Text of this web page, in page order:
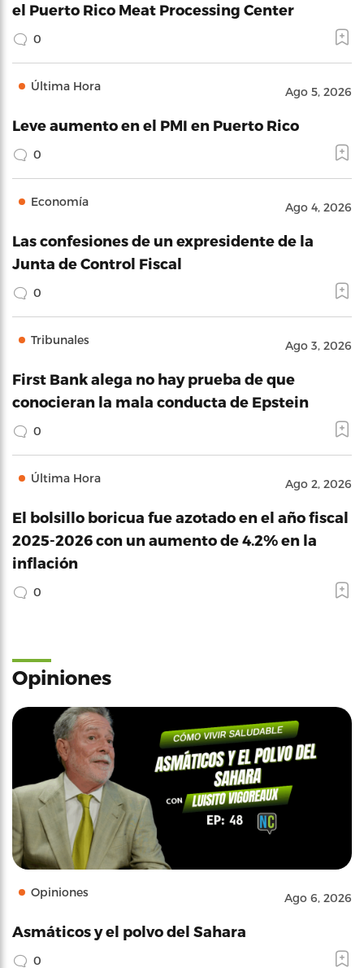
el Puerto Rico Meat Processing Center
0
Última Hora Ago 5, 2026
Leve aumento en el PMI en Puerto Rico
0
Economía Ago 4, 2026
Las confesiones de un expresidente de la
Junta de Control Fiscal
0
Tribunales Ago 3, 2026
First Bank alega no hay prueba de que
conocieran la mala conducta de Epstein
0
Última Hora Ago 2, 2026
El bolsillo boricua fue azotado en el año fiscal
2025-2026 con un aumento de 4.2% en la
inflación
0
Opiniones
Opiniones Ago 6, 2026
Asmáticos y el polvo del Sahara
0